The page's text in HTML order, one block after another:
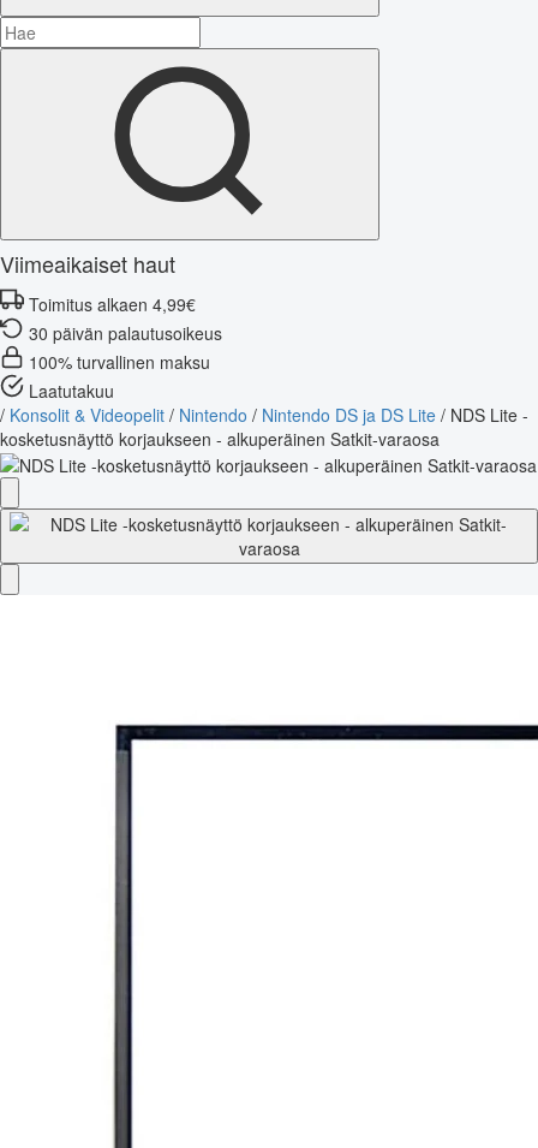
Viimeaikaiset haut
Toimitus alkaen 4,99€
30 päivän palautusoikeus
100% turvallinen maksu
Laatutakuu
/ Konsolit & Videopelit / Nintendo / Nintendo DS ja DS Lite / NDS Lite -
kosketusnäyttö korjaukseen - alkuperäinen Satkit-varaosa